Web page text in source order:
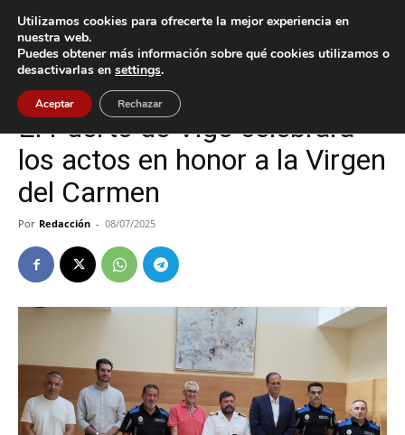
Inicio Vigo
Vigo
El Puerto de Vigo celebrará
los actos en honor a la Virgen
del Carmen
Por Redacción - 08/07/2025
Utilizamos cookies para ofrecerte la mejor experiencia en
nuestra web.
Puedes obtener más información sobre qué cookies utilizamos o
desactivarlas en settings.
Aceptar Rechazar